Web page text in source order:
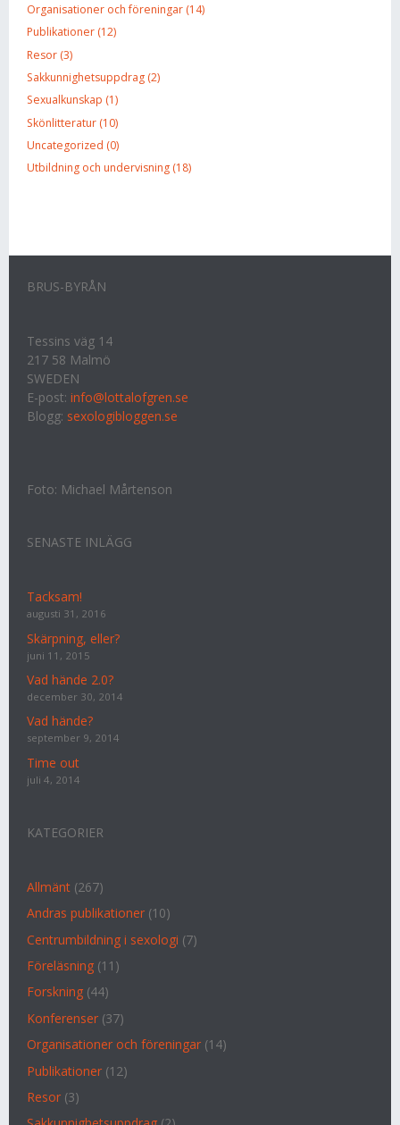
Organisationer och föreningar (14)
Publikationer (12)
Resor (3)
Sakkunnighetsuppdrag (2)
Sexualkunskap (1)
Skönlitteratur (10)
Uncategorized (0)
Utbildning och undervisning (18)
BRUS-BYRÅN
Tessins väg 14
217 58 Malmö
SWEDEN
E-post: info@lottalofgren.se
Blogg: sexologibloggen.se
Foto: Michael Mårtenson
SENASTE INLÄGG
Tacksam!
augusti 31, 2016
Skärpning, eller?
juni 11, 2015
Vad hände 2.0?
december 30, 2014
Vad hände?
september 9, 2014
Time out
juli 4, 2014
KATEGORIER
Allmänt (267)
Andras publikationer (10)
Centrumbildning i sexologi (7)
Föreläsning (11)
Forskning (44)
Konferenser (37)
Organisationer och föreningar (14)
Publikationer (12)
Resor (3)